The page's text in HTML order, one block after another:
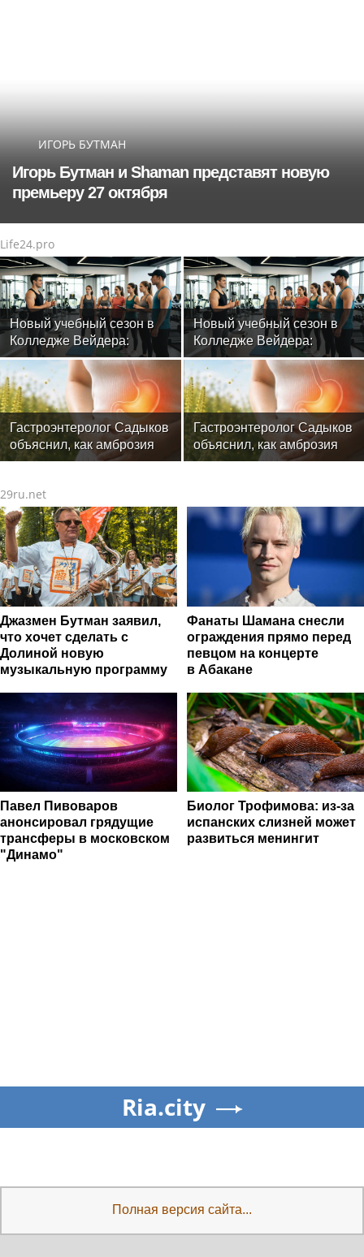
ИГОРЬ БУТМАН
Игорь Бутман и Shaman представят новую
премьеру 27 октября
Life24.pro
Новый учебный сезон в
Колледже Вейдера:
стартовали очные
программы подготовки
фитнес-тренеров и
специалистов индустрии
здоровья
Новый учебный сезон в
Колледже Вейдера:
стартовали очные
программы подготовки
фитнес-тренеров и
специалистов индустрии
здоровья
Гастроэнтеролог Садыков
объяснил, как амброзия
может влиять на ЖКТ
Гастроэнтеролог Садыков
объяснил, как амброзия
может влиять на ЖКТ
29ru.net
Джазмен Бутман заявил,
что хочет сделать с
Долиной новую
музыкальную программу
Фанаты Шамана снесли
ограждения прямо перед
певцом на концерте
в Абакане
Павел Пивоваров
анонсировал грядущие
трансферы в московском
"Динамо"
Биолог Трофимова: из-за
испанских слизней может
развиться менингит
Ria.city
Полная версия сайта...